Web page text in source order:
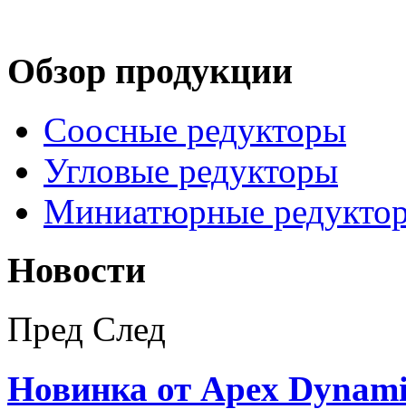
Обзор продукции
Соосные редукторы
Угловые редукторы
Миниатюрные
Новости
Пред След
Новинка от Apex